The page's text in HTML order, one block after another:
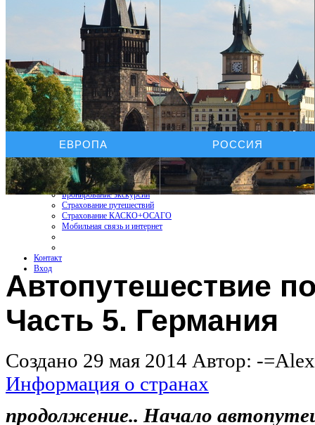
Карты и путеводители
Интерактивная карта
Карты платных дорог
Карта сайта
Услуги On-line
Бронирование отелей
Бронирование автомобиля
Бронирование экскурсий
Страхование путешествий
Страхование КАСКО+ОСАГО
Мобильная связь и интернет
Контакт
Вход
ЕВРОПА РОССИЯ
Автопутешествие
Часть 5. Германия
Создано 29 мая 2014 Автор: -
Информация о странах
продолжение.. Начало